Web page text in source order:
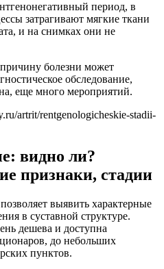
период, в
затрагивают мягкие ткани
и на снимках они не
болезни может
обследование,
еще много мероприятий.
artrit/rentgenologicheskie-stadii-
видно ли?
признаки, стадии
выявить характерные
в суставной структуре.
дешева и доступна
до небольших
пунктов.